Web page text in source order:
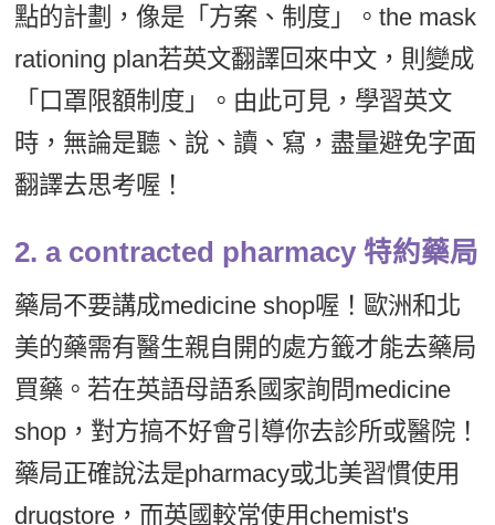
點的計劃，像是「方案、制度」。the mask
rationing plan若英文翻譯回來中文，則變成
「口罩限額制度」。由此可見，學習英文
時，無論是聽、說、讀、寫，盡量避免字面
翻譯去思考喔！
2. a contracted pharmacy 特約藥局
藥局不要講成medicine shop喔！歐洲和北
美的藥需有醫生親自開的處方籤才能去藥局
買藥。若在英語母語系國家詢問medicine
shop，對方搞不好會引導你去診所或醫院！
藥局正確說法是pharmacy或北美習慣使用
drugstore，而英國較常使用chemist's